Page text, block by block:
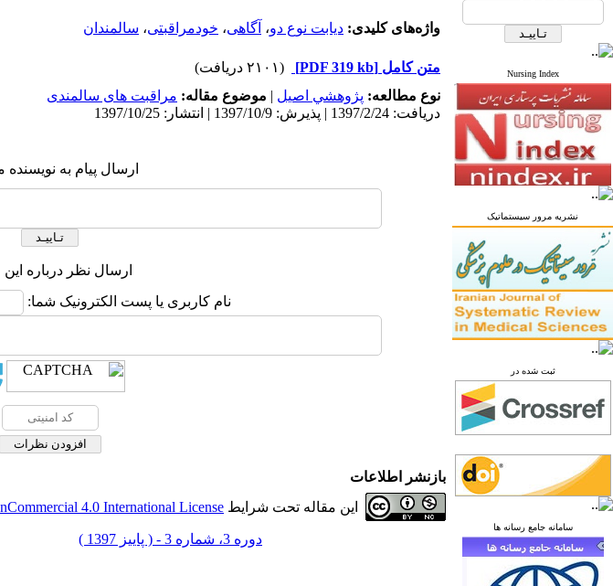
Nursing Index
نشریه مرور سیستماتیک
ثبت شده در
سامانه جامع رسانه ها
واژه‌های کلیدی: دیابت نوع دو، آگاهی، خودمراقبتی، سالمندان
متن کامل [PDF 319 kb]
(۲۱۰۱ دریافت)
نوع مطالعه: پژوهشي اصیل | موضوع مقاله: مراقبت های سالمندی
دریافت: 1397/2/24 | پذیرش: 1397/10/9 | انتشار: 1397/10/25
ارسال پیام به
ارسال نظر درباره این
نام کاربری یا پست الکترونیک شما:
بازنشر اطلاعات
این مقاله تحت شرایط 4.0 International License
دوره 3، شماره 3 - ( پاییز 1397 )